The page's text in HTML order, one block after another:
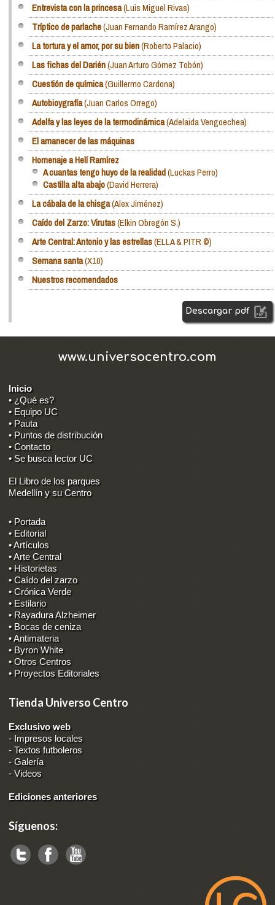
Entrevista con la princesa(Luis Miguel Rivas)
Tríptico de parlache(Juan Fernando Ramírez Arango)
La tortura y el amor, por su bien(Roberto Palacio)
Las fichas del Darién(Juan Arturo Gómez Tobón)
Cuestión de química(Guillermo Cardona)
Autobioygrafía(Juan Carlos Orrego)
Adelfa y las leyes de la termodinámica(Adelaida Vengoechea)
El amanecer de las máquinas
Homenaje a Helí Ramírez
A cuantas tengo huyo de la realidad(Luckas Perro)
Castilla alta abajo(David Herrera)
La cábala de la chisga(Alex Jiménez)
Caído del Zarzo: Virutas(Elkin Obregón S.)
Arte Central: Antonio y las estrellas(ELLA & PITR ©)
Semana santa(X10)
Nuestros recomendados
Descargar pdf
www.universocentro.com
Inicio
• ¿Qué es?
• Equipo UC
• Pauta
• Puntos de distribución
• Contacto
• Se busca lector UC
El Libro de los parques
Medellín y su Centro
• Portada
• Editorial
• Artículos
• Arte Central
• Historietas
• Caído del zarzo
• Crónica Verde
• Estilario
• Rayadura Alzheimer
• Bocas de ceniza
• Antimateria
• Byron White
• Otros Centros
• Proyectos Editoriales
Tienda Universo Centro
Exclusivo web
- Impresos locales
-Textos futboleros
-Galería
-Videos
Ediciones anteriores
Síguenos: